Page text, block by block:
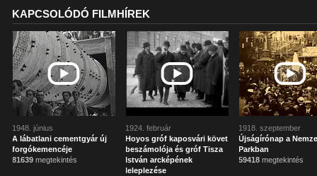
KAPCSOLÓDÓ FILMHÍREK
1948. június
A lábatlani cementgyár új
forgókemencéje
81639 megtekintés
1924. február
Hoyos gróf kaposvári követ
beszámolója és gróf Tisza
István arcképének
leleplezése
1918. szeptember
Újságírónap a
Parkban
59418 megtekintés